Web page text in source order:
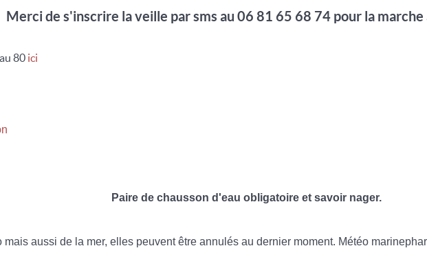
Merci de s'inscrire la veille par sms au 06 81 65 68 74 pour la
80 ici
Paire de chausson d'eau obligatoire et savoir nager.
mais aussi de la mer, elles peuvent être annulés au dernier moment. Météo